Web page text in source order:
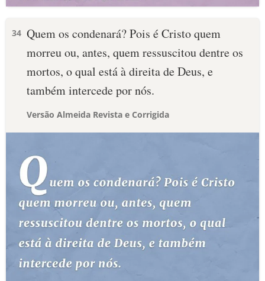
34 Quem os condenará? Pois é Cristo quem
morreu ou, antes, quem ressuscitou dentre os
mortos, o qual está à direita de Deus, e
também intercede por nós.
Versão Almeida Revista e Corrigida